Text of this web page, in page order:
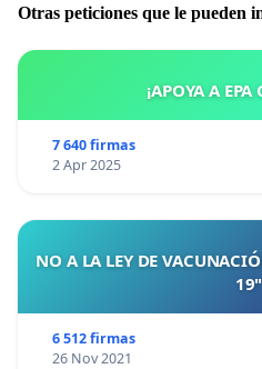
Otras peticiones que le pueden
¡APOYA A
7 640 firmas
2 Apr 2025
NO A LA LEY DE
19"
6 512 firmas
26 Nov 2021